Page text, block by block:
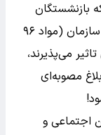
بازنشستگان
سازمان تامین اجتماعی که طبق قانون این سازمان (مواد ۹۶
تاثیر می‌پذیرند،
مصوبه‌ای
اجتماعی و